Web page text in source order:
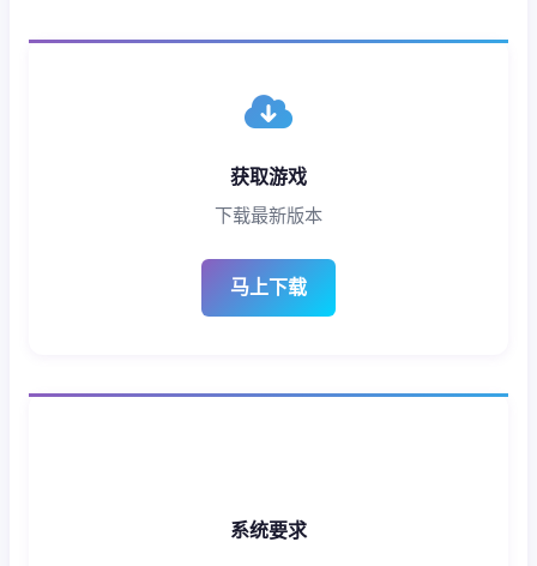
获取游戏
下载最新版本
马上下载
系统要求